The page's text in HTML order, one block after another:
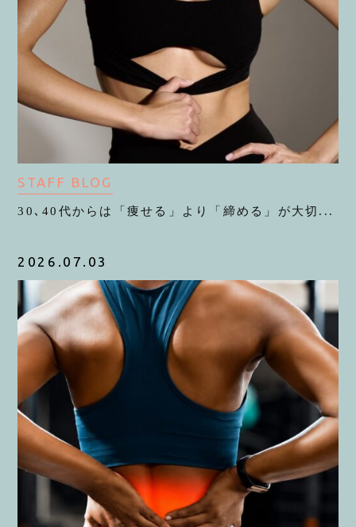
STAFF BLOG
30､40代からは「痩せる」より「締める」が大切...
2026.07.03